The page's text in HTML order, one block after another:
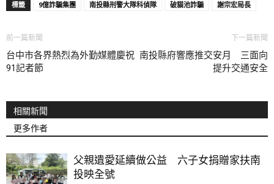
標籤 9億詐騙集團 南投縣刑警大隊科偵隊 破貓池詐騙 謝宗宏局長
前一篇新聞
台中市各界熱烈為外勤媒體慶祝
91記者節
下一篇新聞
南投縣府響應推交安月 三面向
提升交通安全
相關新聞
更多作者
父親遺愛延續做公益 六子女捐贈家扶南
投映全號